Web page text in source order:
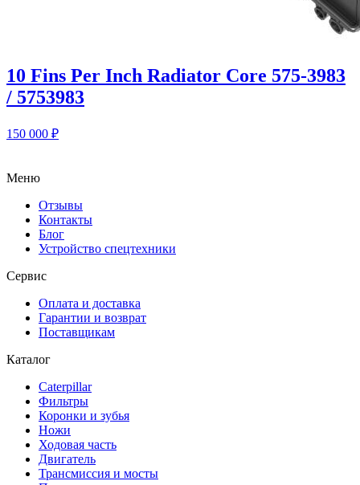
10 Fins Per Inch Radiator Core 575-3983
/ 5753983
150 000 ₽
Меню
Отзывы
Контакты
Блог
Устройство спецтехники
Сервис
Оплата и доставка
Гарантии и возврат
Поставщикам
Каталог
Caterpillar
Фильтры
Коронки и зубья
Ножи
Ходовая часть
Двигатель
Трансмиссия и мосты